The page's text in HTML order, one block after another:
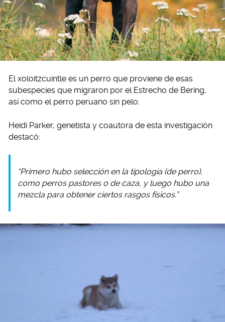
El xoloitzcuintle es un perro que proviene de esas
subespecies que migraron por el Estrecho de Bering,
así como el perro peruano sin pelo.
Heidi Parker, genetista y coautora de esta investigación
destacó:
“Primero hubo selección en la tipología (de perro),
como perros pastores o de caza, y luego hubo una
mezcla para obtener ciertos rasgos físicos.”